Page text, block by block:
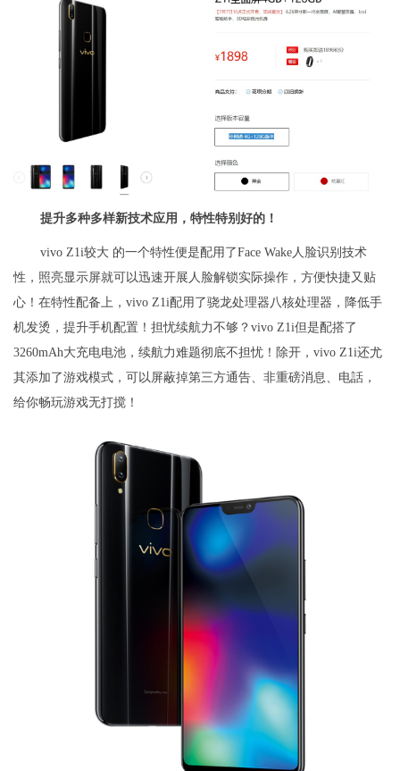
提升多种多样新技术应用，特性特别好的！
vivo Z1i较大 的一个特性便是配用了Face Wake人脸识别技术
性，照亮显示屏就可以迅速开展人脸解锁实际操作，方便快捷又贴
心！在特性配备上，vivo Z1i配用了骁龙处理器八核处理器，降低手
机发烫，提升手机配置！担忧续航力不够？vivo Z1i但是配搭了
3260mAh大充电电池，续航力难题彻底不担忧！除开，vivo Z1i还尤
其添加了游戏模式，可以屏蔽掉第三方通告、非重磅消息、电話，
给你畅玩游戏无打搅！